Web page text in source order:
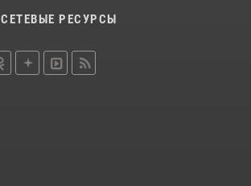
РЕСУРСЫ